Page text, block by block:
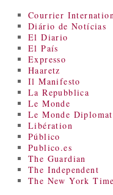
Courrier
Diário de Notícias
El Diario
El País
Expresso
Haaretz
Il Manifesto
La Repubblica
Le Monde
Le Monde
Libération
Público
Publico.es
The Guardian
The Independent
The New York